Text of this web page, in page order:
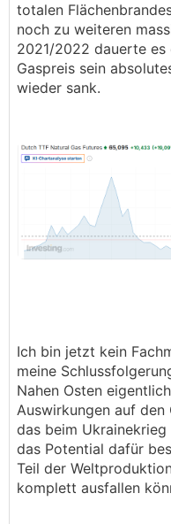
totalen
noch zu weiteren
2021/2022 dauerte
Gaspreis sein
wieder sank.
Ich bin jetzt kein
meine
Nahen Osten
Auswirkungen auf den
das beim
das Potential dafür
Teil der
komplett ausfallen